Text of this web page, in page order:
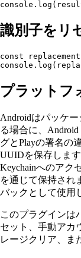
識別子をリ
const
プラットフ
Androidはパッケ
る場合に、
グとPlayの署名の
UUIDを保存します
Keychainへのアク
を通じて保持され
バックとして使用
このプラグインは
セット、手動アカ
レージクリア、ま